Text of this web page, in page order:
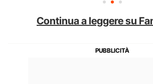
Continua a leggere su